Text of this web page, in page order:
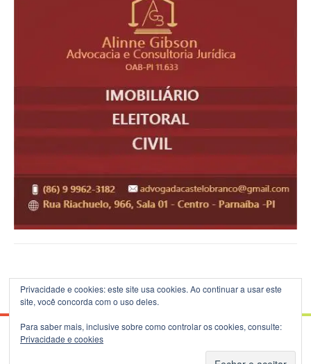
© 2026 Blog do B.Silva - Theme: Patus by
Privacidade e cookies: este site usa cookies. Ao continuar a usar este
site, você concorda com o uso deles.
Para saber mais, inclusive sobre como controlar os cookies, consulte:
Privacidade e cookies